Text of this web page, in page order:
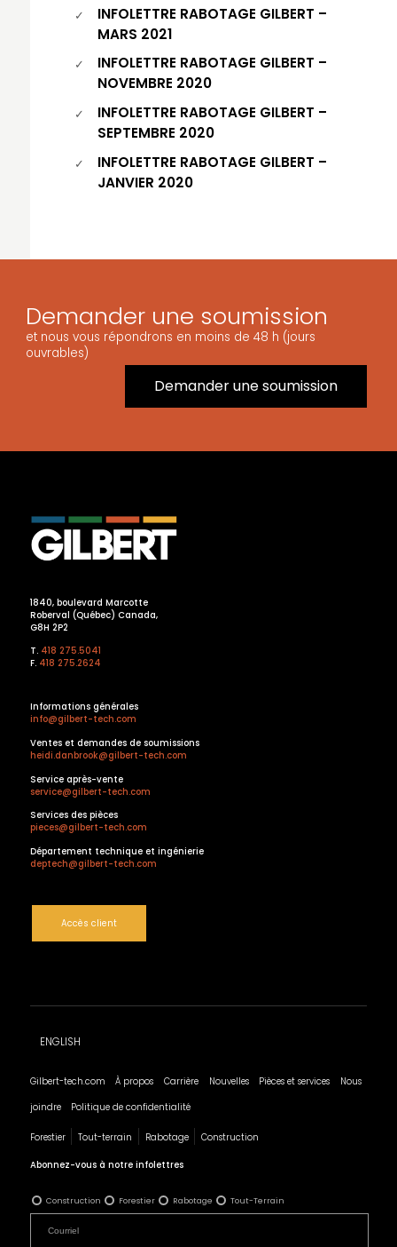
INFOLETTRE RABOTAGE GILBERT –
MARS 2021
INFOLETTRE RABOTAGE GILBERT –
NOVEMBRE 2020
INFOLETTRE RABOTAGE GILBERT –
SEPTEMBRE 2020
INFOLETTRE RABOTAGE GILBERT –
JANVIER 2020
Demander une soumission
et nous vous répondrons en moins de 48 h (jours
ouvrables)
Demander une soumission
1840, boulevard Marcotte
Roberval (Québec) Canada,
G8H 2P2
T. 418 275.5041
F. 418 275.2624
Informations générales
info@gilbert-tech.com
Ventes et demandes de soumissions
heidi.danbrook@gilbert-tech.com
Service après-vente
service@gilbert-tech.com
Services des pièces
pieces@gilbert-tech.com
Département technique et ingénierie
deptech@gilbert-tech.com
Accès client
ENGLISH
Gilbert-tech.com À propos Carrière Nouvelles Pièces et services Nous
joindre Politique de confidentialité
Forestier Tout-terrain Rabotage Construction
Abonnez-vous à notre infolettres
Construction Forestier Rabotage Tout-Terrain